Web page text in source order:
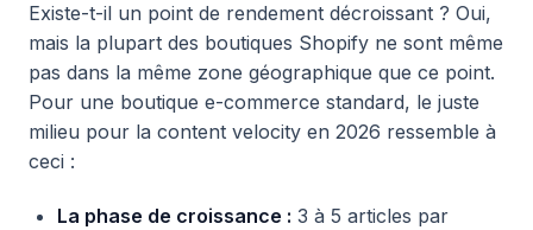
Existe-t-il un point de rendement décroissant ? Oui,
mais la plupart des boutiques Shopify ne sont même
pas dans la même zone géographique que ce point.
Pour une boutique e-commerce standard, le juste
milieu pour la content velocity en 2026 ressemble à
ceci :
La phase de croissance : 3 à 5 articles par